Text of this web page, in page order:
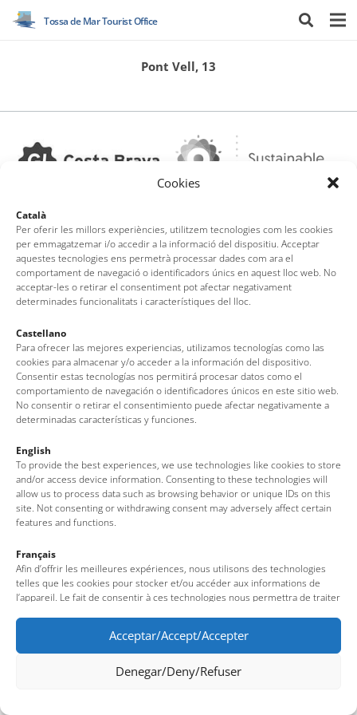
Cookies
Català
Per oferir les millors experiències, utilitzem tecnologies com les cookies
per emmagatzemar i/o accedir a la informació del dispositiu. Acceptar
aquestes tecnologies ens permetrà processar dades com ara el
comportament de navegació o identificadors únics en aquest lloc web. No
acceptar-les o retirar el consentiment pot afectar negativament
determinades funcionalitats i característiques del lloc.
Castellano
Para ofrecer las mejores experiencias, utilizamos tecnologías como las
cookies para almacenar y/o acceder a la información del dispositivo.
Consentir estas tecnologías nos permitirá procesar datos como el
comportamiento de navegación o identificadores únicos en este sitio web.
No consentir o retirar el consentimiento puede afectar negativamente a
determinadas características y funciones.
English
To provide the best experiences, we use technologies like cookies to store
and/or access device information. Consenting to these technologies will
allow us to process data such as browsing behavior or unique IDs on this
site. Not consenting or withdrawing consent may adversely affect certain
features and functions.
Français
Afin d’offrir les meilleures expériences, nous utilisons des technologies
telles que les cookies pour stocker et/ou accéder aux informations de
l’appareil. Le fait de consentir à ces technologies nous permettra de traiter
uniques sur ce site. Le fait de ne pas consentir ou de retirer son
consentement peut avoir un effet négatif sur certaines fonctionnalités et
caractéristiques du site.
Acceptar/Accept/Accepter
Denegar/Deny/Refuser
Tossa de Mar Tourist Office
Pont Vell, 13
Tossa de Mar Tourist Office
Av. del Pelegrí, 25 – Edifici La Nau · 17320 – Tossa de Mar
(Girona – Costa Brava)
Legal note
Cookies policy Data protection